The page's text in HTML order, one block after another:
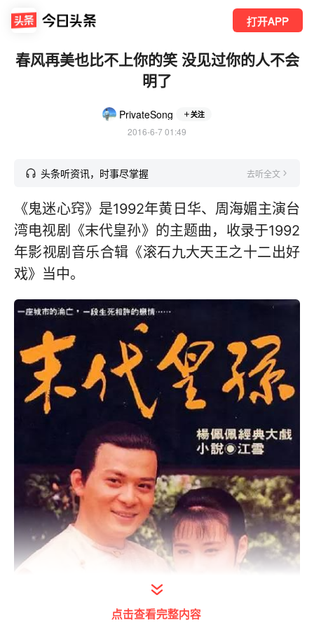
打开APP
春风再美也比不上你的笑 没见过你的人不会
明了
PrivateSong 关注
2016-6-7 01:49
头条听资讯，时事尽掌握 去听全文
《鬼迷心窍》是1992年黄日华、周海媚主演台
湾电视剧《末代皇孙》的主题曲，收录于1992
年影视剧音乐合辑《滚石九大天王之十二出好
戏》当中。
点击查看完整内容